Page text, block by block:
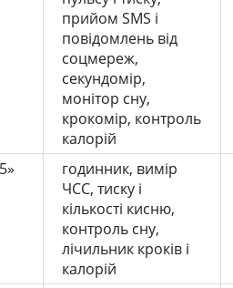
прийом SMS і
повідомлень від
соцмереж,
секундомір,
монітор сну,
крокомір, контроль
калорій
годинник, вимір
ЧСС, тиску і
кількості кисню,
контроль сну,
лічильник кроків і
калорій